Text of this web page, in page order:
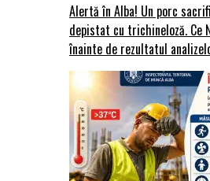
Alertă în Alba! Un porc
depistat cu trichineloză. Ce
înainte de rezultatul